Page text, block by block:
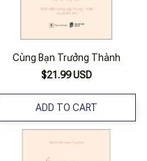
Cùng Bạn Trưởng Thành
$21.99 USD
ADD TO CART